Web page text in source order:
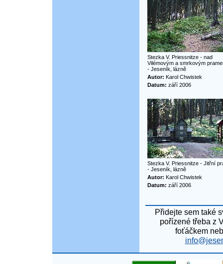
Stezka V. Priessnitze - nad
Vilémovým a smrkovým
- Jeseník, lázně
Autor: Karol Chwistek
Datum: září 2006
Stezka V. Priessnitze - Jitřní
- Jeseník, lázně
Autor: Karol Chwistek
Datum: září 2006
Přidejte sem také
pořízené třeba z
foťáčkem